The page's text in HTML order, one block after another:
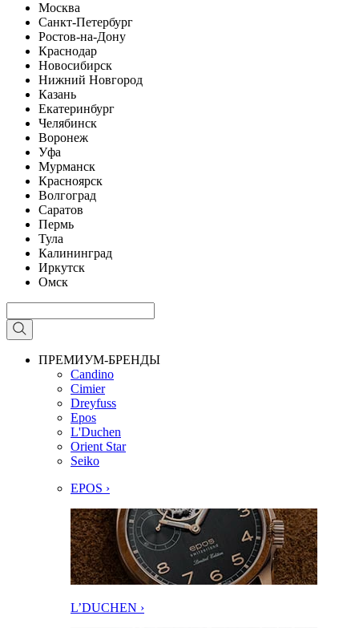
Москва
Санкт-Петербург
Ростов-на-Дону
Краснодар
Новосибирск
Нижний Новгород
Казань
Екатеринбург
Челябинск
Воронеж
Уфа
Мурманск
Красноярск
Волгоград
Саратов
Пермь
Тула
Калининград
Иркутск
Омск
ПРЕМИУМ-БРЕНДЫ
Candino
Cimier
Dreyfuss
Epos
L'Duchen
Orient Star
Seiko
EPOS ›
L’DUCHEN ›